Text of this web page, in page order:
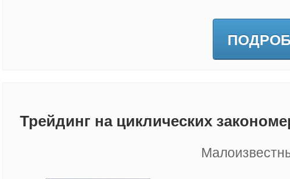
Трейдинг на циклических